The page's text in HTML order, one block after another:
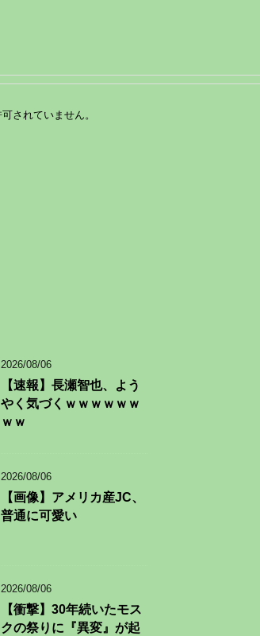
2026/08/06
【速報】長瀬智也、よう
やく気づくｗｗｗｗｗｗ
ｗｗ
2026/08/06
【画像】アメリカ産JC、
普通に可愛い
2026/08/06
【衝撃】30年続いたモス
クの祭りに『異変』が起